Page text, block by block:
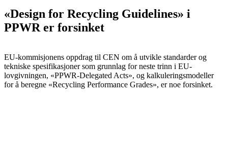
«Design for Recycling Guidelines» i
PPWR er forsinket
EU-kommisjonens oppdrag til CEN om å utvikle standarder og
tekniske spesifikasjoner som grunnlag for neste trinn i EU-
lovgivningen, «PPWR-Delegated Acts», og kalkuleringsmodeller
for å beregne «Recycling Performance Grades», er noe forsinket.